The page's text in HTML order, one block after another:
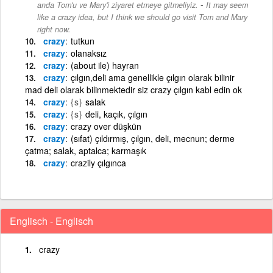
anda Tom'u ve Mary'i ziyaret etmeye gitmeliyiz. - It may seem
like a crazy idea, but I think we should go visit Tom and Mary
right now.
crazy tutkun
crazy olanaksız
crazy (about ile) hayran
crazy çılgın,deli ama genellikle çılgın olarak bilinir
mad deli olarak bilinmektedir siz crazy çılgın kabl edin ok
crazy {s} salak
crazy {s} deli, kaçık, çılgın
crazy crazy over düşkün
crazy (sıfat) çıldırmış, çılgın, deli, mecnun; derme
çatma; salak, aptalca; karmaşık
crazy crazily çılgınca
Englisch - Englisch
crazy